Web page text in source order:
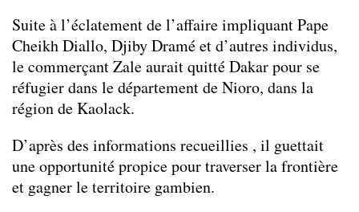
Suite à l’éclatement de l’affaire impliquant Pape
Cheikh Diallo, Djiby Dramé et d’autres individus,
le commerçant Zale aurait quitté Dakar pour se
réfugier dans le département de Nioro, dans la
région de Kaolack.
D’après des informations recueillies , il guettait
une opportunité propice pour traverser la frontière
et gagner le territoire gambien.